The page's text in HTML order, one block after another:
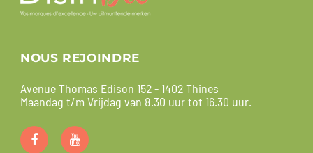
NOUS REJOINDRE
Avenue Thomas Edison 152 - 1402 Thines
Maandag t/m Vrijdag van 8.30 uur tot 16.30 uur.